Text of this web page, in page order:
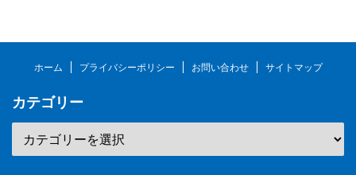
ホーム プライバシーポリシー お問い合わせ サイトマップ
カテゴリー